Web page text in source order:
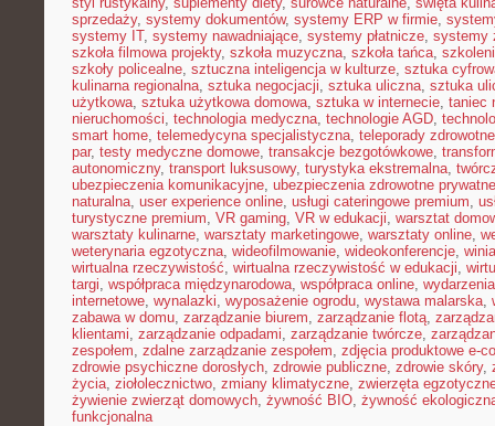
sprzedaży, systemy dokumentów, systemy ERP w firmie,
systemy IT, systemy nawadniające, systemy płatnicze, systemy
szkoła filmowa projekty, szkoła muzyczna, szkoła tańca,
szkoły policealne, sztuczna inteligencja w kulturze, sztuka
kulinarna regionalna, sztuka negocjacji, sztuka uliczna, sztuka
użytkowa, sztuka użytkowa domowa, sztuka w internecie, taniec
nieruchomości, technologia medyczna, technologie AGD,
smart home, telemedycyna specjalistyczna, teleporady zdrowotne
par, testy medyczne domowe, transakcje bezgotówkowe,
autonomiczny, transport luksusowy, turystyka ekstremalna,
ubezpieczenia komunikacyjne, ubezpieczenia zdrowotne prywatne
naturalna, user experience online, usługi cateringowe premium,
turystyczne premium, VR gaming, VR w edukacji, warsztat
warsztaty kulinarne, warsztaty marketingowe, warsztaty online,
weterynaria egzotyczna, wideofilmowanie, wideokonferencje,
wirtualna rzeczywistość, wirtualna rzeczywistość w edukacji,
targi, współpraca międzynarodowa, współpraca online,
internetowe, wynalazki, wyposażenie ogrodu, wystawa malarska,
zabawa w domu, zarządzanie biurem, zarządzanie flotą,
klientami, zarządzanie odpadami, zarządzanie twórcze,
zespołem, zdalne zarządzanie zespołem, zdjęcia produktowe e-
zdrowie psychiczne dorosłych, zdrowie publiczne, zdrowie skóry,
życia, ziołolecznictwo, zmiany klimatyczne, zwierzęta
żywienie zwierząt domowych, żywność BIO, żywność
funkcjonalna